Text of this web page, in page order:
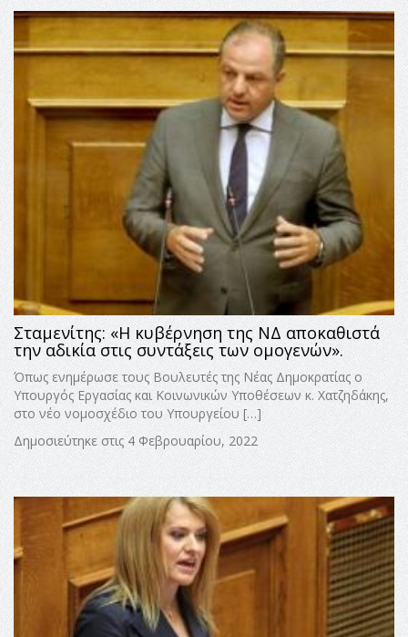
Σταμενίτης: «Η κυβέρνηση της ΝΔ αποκαθιστά
την αδικία στις συντάξεις των ομογενών».
Όπως ενημέρωσε τους Βουλευτές της Νέας Δημοκρατίας ο
Υπουργός Εργασίας και Κοινωνικών Υποθέσεων κ. Χατζηδάκης,
στο νέο νομοσχέδιο του Υπουργείου […]
Δημοσιεύτηκε στις 4 Φεβρουαρίου, 2022